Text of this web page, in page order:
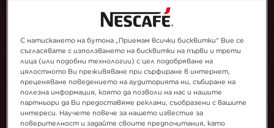
С натискането на бутона „Приемам всички бисквитки“ Вие се
съгласявате с използването на бисквитки на първи и трети
лица (или подобни технологии) с цел подобряване на
цялостното Ви преживяване при сърфиране в интернет,
преценяване поведението на аудиторията ни, събиране на
полезна информация, която да позволи на нас и нашите
партньори да Ви предоставяме реклами, съобразени с вашите
интереси. Научете повече за нашето известие за
поверителност и задайте своите предпочитания, като